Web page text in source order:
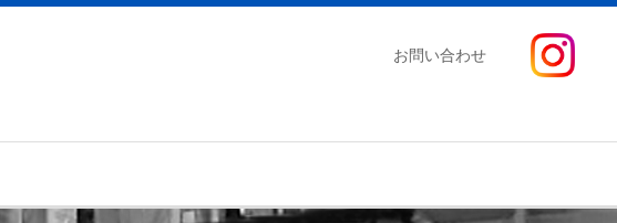
お問い合わせ